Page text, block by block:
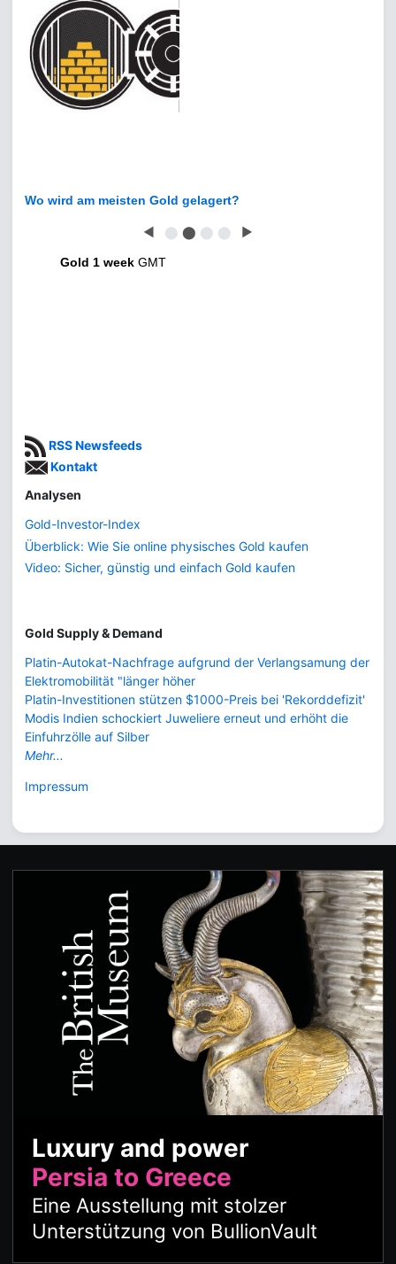
Wo wird am meisten Gold gelagert?
◀ ⬤ ⬤ ⬤ ⬤ ▶
Gold 1 week GMT
RSS Newsfeeds
Kontakt
Analysen
Gold-Investor-Index
Überblick: Wie Sie online physisches Gold kaufen
Video: Sicher, günstig und einfach Gold kaufen
Gold Supply & Demand
Platin-Autokat-Nachfrage aufgrund der Verlangsamung der
Elektromobilität "länger höher
Platin-Investitionen stützen $1000-Preis bei 'Rekorddefizit'
Modis Indien schockiert Juweliere erneut und erhöht die
Einfuhrzölle auf Silber
Mehr...
Impressum
Luxury and power
Persia to Greece
Eine Ausstellung mit stolzer
Unterstützung von BullionVault